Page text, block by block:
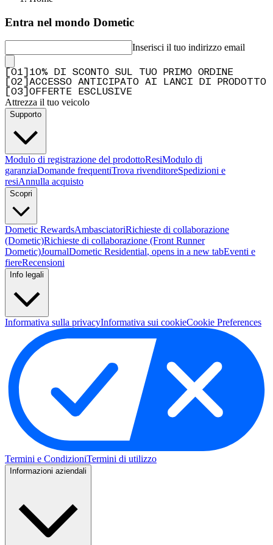
Entra nel mondo Dometic
Inserisci il tuo indirizzo email
01
10% DI SCONTO SUL TUO PRIMO ORDINE
02
ACCESSO ANTICIPATO AI LANCI DI PRODOTTO
03 OFFERTE ESCLUSIVE
Attrezza il tuo veicolo
Supporto
Modulo di registrazione del prodottoResiModulo di
garanziaDomande frequentiTrova rivenditoreSpedizioni e
resiAnnulla acquisto
Scopri
Dometic RewardsAmbasciatoriRichieste di collaborazione
(Dometic)Richieste di collaborazione (Front Runner
Dometic)JournalDometic Residential, opens in a new tabEventi e
fiereRecensioni
Info legali
Informativa sulla privacyInformativa sui cookieCookie Preferences
Termini e CondizioniTermini di utilizzo
Informazioni aziendali